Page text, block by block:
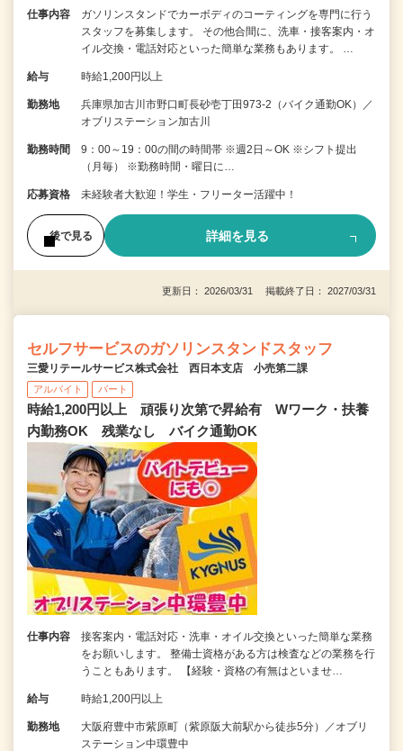
仕事内容
ガソリンスタンドでカーボディのコーティングを専門に行う
スタッフを募集します。 その他合間に、洗車・接客案内・オ
イル交換・電話対応といった簡単な業務もあります。 …
給与 時給1,200円以上
勤務地
兵庫県加古川市野口町長砂壱丁田973-2（バイク通勤OK）／
オブリステーション加古川
勤務時間
9：00～19：00の間の時間帯 ※週2日～OK ※シフト提出
（月毎） ※勤務時間・曜日に…
応募資格 未経験者大歓迎！学生・フリーター活躍中！
後で見る 詳細を見る
更新日： 2026/03/31 掲載終了日： 2027/03/31
セルフサービスのガソリンスタンドスタッフ
三愛リテールサービス株式会社 西日本支店 小売第二課
アルバイト パート
時給1,200円以上 頑張り次第で昇給有 Wワーク・扶養
内勤務OK 残業なし バイク通勤OK
仕事内容
接客案内・電話対応・洗車・オイル交換といった簡単な業務
をお願いします。 整備士資格がある方は検査などの業務を行
うこともあります。 【経験・資格の有無はといませ…
給与 時給1,200円以上
勤務地
大阪府豊中市紫原町（紫原阪大前駅から徒歩5分）／オブリ
ステーション中環豊中